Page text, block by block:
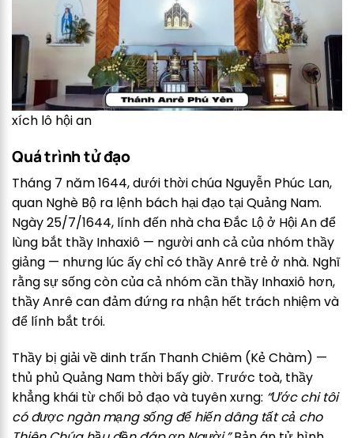
xích lô hội an
Quá trình tử đạo
Tháng 7 năm 1644, dưới thời chúa Nguyễn Phúc Lan,
quan Nghè Bộ ra lệnh bách hại đạo tại Quảng Nam.
Ngày 25/7/1644, lính đến nhà cha Đắc Lộ ở Hội An để
lùng bắt thầy Inhaxiô — người anh cả của nhóm thầy
giảng — nhưng lúc ấy chỉ có thầy Anrê trẻ ở nhà. Nghĩ
rằng sự sống còn của cả nhóm cần thầy Inhaxiô hơn,
thầy Anrê can đảm đứng ra nhận hết trách nhiệm và
để lính bắt trói.
Thầy bị giải về dinh trấn Thanh Chiêm (Kẻ Chàm) —
thủ phủ Quảng Nam thời bấy giờ. Trước toà, thầy
khẳng khái từ chối bỏ đạo và tuyên xưng: “Ước chi tôi
có được ngàn mạng sống để hiến dâng tất cả cho